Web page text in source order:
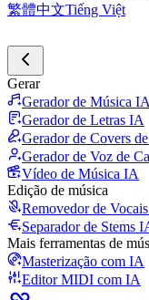
繁體中文Tiếng Việt
Gerar
Gerador de Música IA
Gerador de Letras IA
Gerador de Covers
Gerador de Voz de
Vídeo de Música IA
Edição de música
Removedor de
Separador de Stems
Mais ferramentas de
Masterização com IA
Editor MIDI com IA